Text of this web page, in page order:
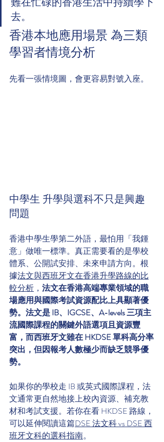
去。
香港本地應用場景 為三類
學習者情境分析
先看一張情境圖，會更容易對號入座。
中學生 升學與選科不只是興趣
問題
香港中學生學第二外語，最怕用「我鍾
意」做唯一標準。真正需要看的是學校
體系、公開試安排、未來申請方向。根
據法文與西班牙文在香港升學路線的比
較分析 ， 法文在香港高端專業領域的職
場應用與國際考試資源配比上具顯著優
勢。法文是 IB、IGCSE、A-levels 三項主
流國際課程的關鍵外語選項且資源豐
富，而西班牙文雖在 HKDSE 單科高分率
突出，但因報考人數極少而缺乏競爭優
勢。
如果你的學校走 IB 或英式國際課程，法
文通常更自然地接上校內資源、補充教
材和考試支援。若你在看 HKDSE 路線，
可以延伸閱讀這篇DSE 法文科 vs DSE 西
班牙文科的選科指南。